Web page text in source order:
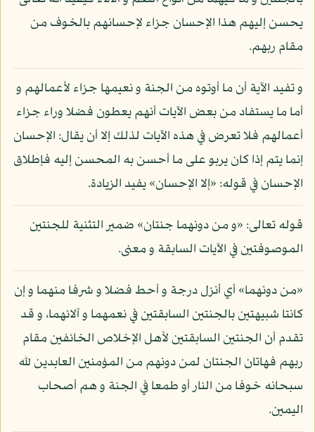
يحسن إليهم هذا الإحسان جزاء لإحسانهم بالخوف من
مقام ربهم.
و تفيد الآية أن ما أوتوه من الجنة و نعيمها جزاء لأعمالهم و
أما ما يستفاد من بعض الآيات أنهم يعطون فضلا وراء جزاء
أعمالهم فلا تعرض في هذه الآيات لذلك إلا أن يقال: الإحسان
إنما يتم إذا كان يربو على ما أحسن به المحسن إليه فإطلاق
الإحسان في قوله: «إلا الإحسان» يفيد الزيادة.
قوله تعالى: «و من دونهما جنتان» ضمير التثنية للجنتين
الموصوفتين في الآيات السابقة و معنى.
«من دونهما» أي أنزل درجة و أحط فضلا و شرفا منهما و إن
كانتا شبيهتين بالجنتين السابقتين في نعمهما و آلائهما، و قد
تقدم أن الجنتين السابقتين لأهل الإخلاص الخائفين مقام
ربهم فهاتان الجنتان لمن دونهم من المؤمنين العابدين لله
سبحانه خوفا من النار أو طمعا في الجنة و هم أصحاب
اليمين.